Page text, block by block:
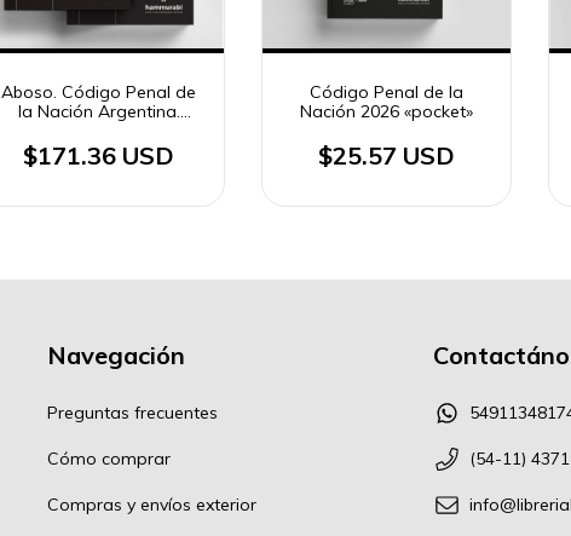
Aboso. Código Penal de
la Nación Argentina.
jurisprudencia 2 tomos
$171.36 USD
Código Penal de la
Nación 2026 «pocket»
$25.57 USD
Navegación
Preguntas frecuentes
Cómo comprar
Compras y envíos exterior
(54-11)